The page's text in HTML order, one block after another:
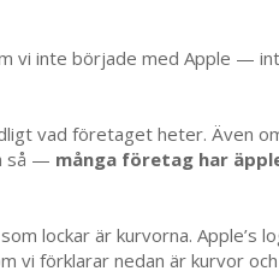
vi inte började med Apple —
vad företaget heter. Även
så — många företag har
lockar är kurvorna.
vi förklarar nedan är kurvor